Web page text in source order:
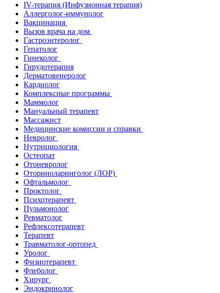
IV-терапия (Инфузионная терапия)
Аллерголог-иммунолог
Вакцинация
Вызов врача на дом
Гастроэнтеролог
Гепатолог
Гинеколог
Гирудотерапия
Дерматовенеролог
Кардиолог
Комплексные программы
Маммолог
Мануальный терапевт
Массажист
Медицинские комиссии и справки
Невролог
Нутрициология
Остеопат
Отоневролог
Оториноларинголог (ЛОР)
Офтальмолог
Проктолог
Психотерапевт
Пульмонолог
Ревматолог
Рефлексотерапевт
Терапевт
Травматолог-ортопед
Уролог
Физиотерапевт
Флеболог
Хирург
Эндокринолог